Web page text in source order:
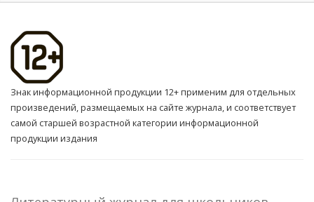
Знак информационной продукции 12+ применим для отдельных
произведений, размещаемых на сайте журнала, и соответствует
самой старшей возрастной категории информационной
продукции издания